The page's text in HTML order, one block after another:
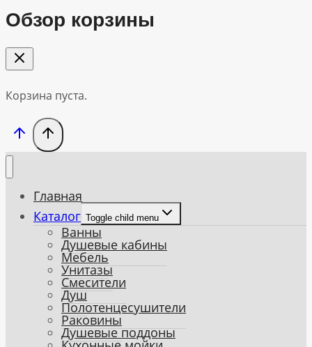
Обзор корзины
Корзина пуста.
Главная
Каталог Toggle child menu
Ванны
Душевые кабины
Мебель
Унитазы
Смесители
Душ
Полотенцесушители
Раковины
Душевые поддоны